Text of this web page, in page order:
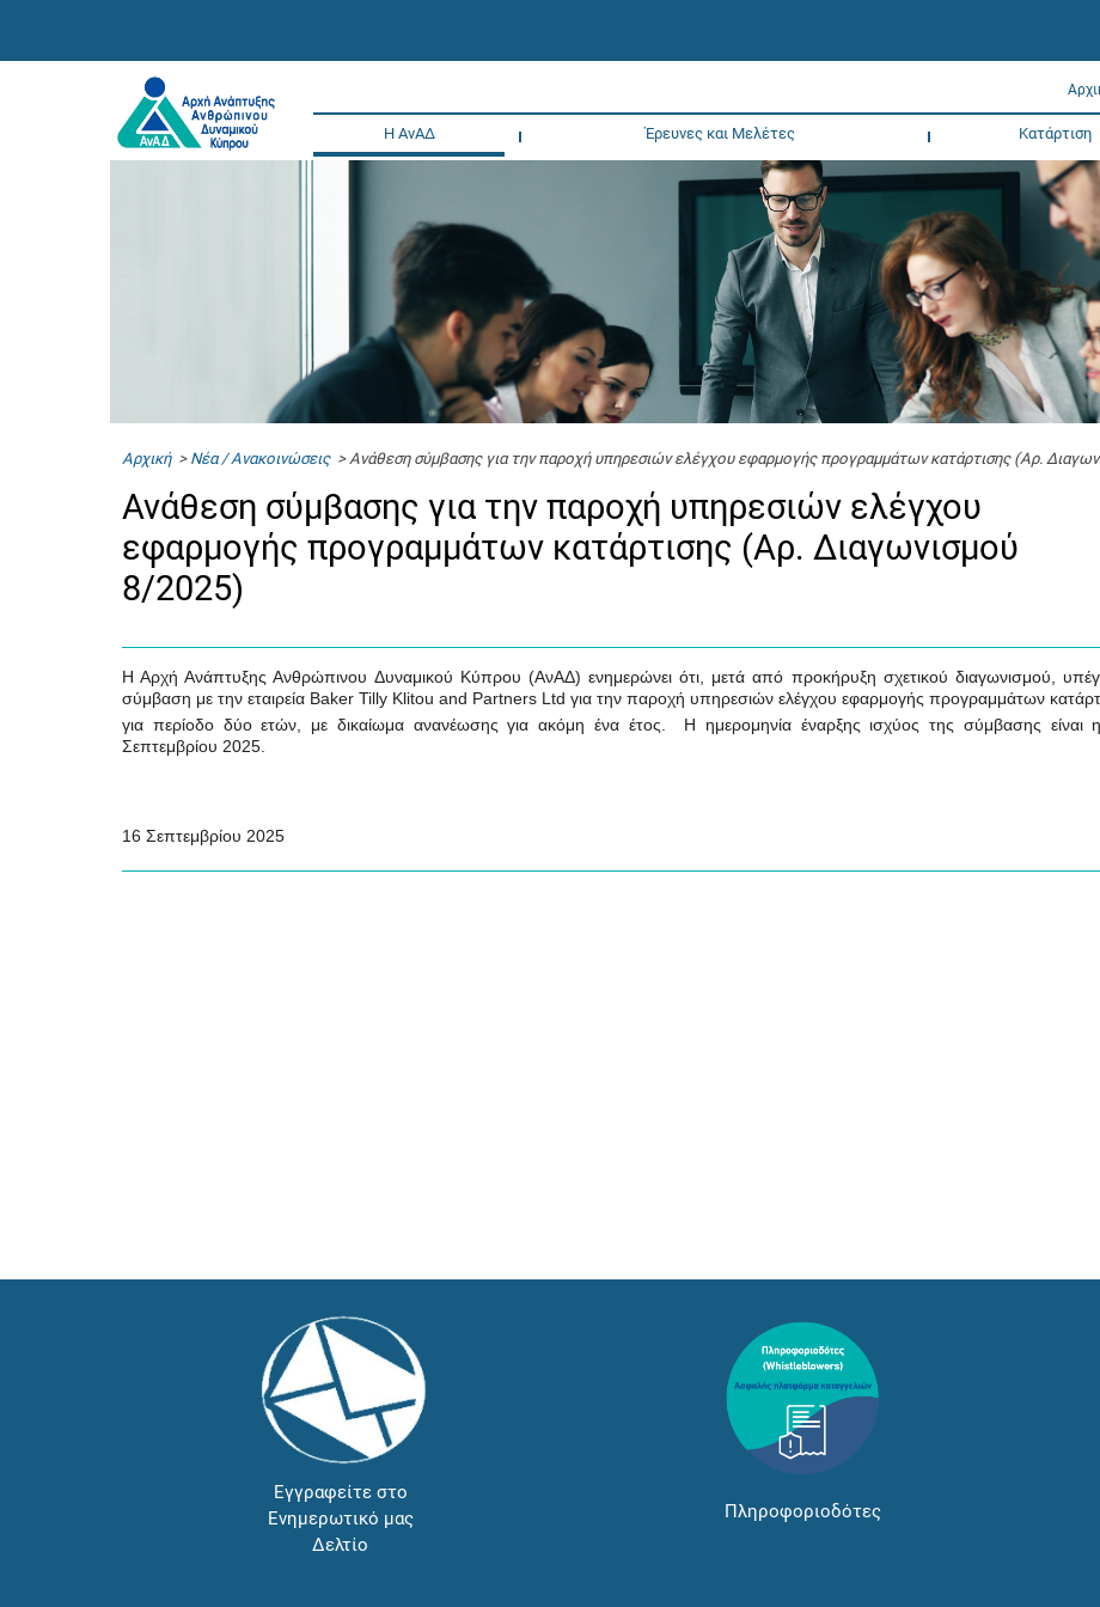
Η ΑνΑΔ Έρευνες και Μελέτες Κατάρτιση
Αρχική> Νέα / Ανακοινώσεις> Ανάθεση σύμβασης για την παροχή υπηρεσιών ελέγχου εφαρμογής προγραμμάτων κατάρτισης (Αρ.
Ανάθεση σύμβασης για την παροχή υπηρεσιών ελέγχου
εφαρμογής προγραμμάτων κατάρτισης (Αρ. Διαγωνισμού
8/2025)
Η Αρχή Ανάπτυξης Ανθρώπινου Δυναμικού Κύπρου (ΑνΑΔ) ενημερώνει ότι, μετά από προκήρυξη σχετικού διαγωνισμού,
σύμβαση με την εταιρεία Baker Tilly Klitou and Partners Ltd για την παροχή υπηρεσιών ελέγχου εφαρμογής προγραμμάτων
για περίοδο δύο ετών, με δικαίωμα ανανέωσης για ακόμη ένα έτος. Η ημερομηνία έναρξης ισχύος της σύμβασης είναι
Σεπτεμβρίου 2025.
16 Σεπτεμβρίου 2025
Εγγραφείτε στο
Ενημερωτικό μας
Δελτίο
Πληροφοριοδότες